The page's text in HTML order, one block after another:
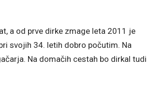
a od prve dirke zmage leta 2011 je
svojih 34. letih dobro počutim. Na
Na domačih cestah bo dirkal tudi